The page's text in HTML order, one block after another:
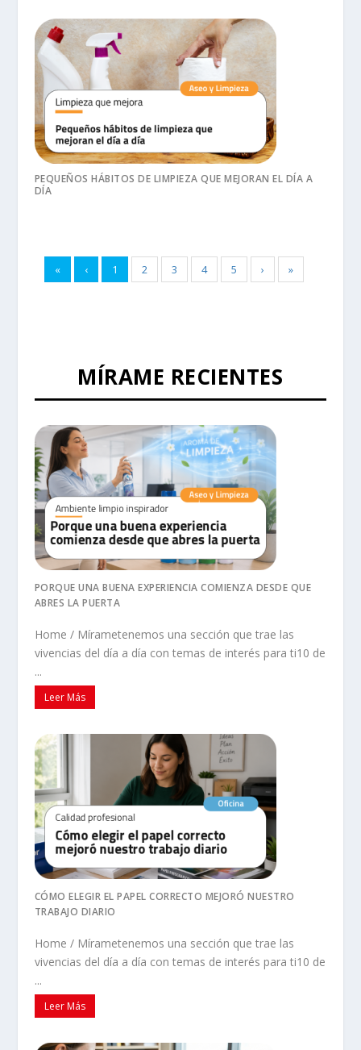
PEQUEÑOS HÁBITOS DE LIMPIEZA QUE MEJORAN EL DÍA A
DÍA
« ‹ 1 2 3 4 5 › »
MÍRAME RECIENTES
PORQUE UNA BUENA EXPERIENCIA COMIENZA DESDE QUE
ABRES LA PUERTA
Home / Mírametenemos una sección que trae las
vivencias del día a día con temas de interés para ti10 de
...
Leer Más
CÓMO ELEGIR EL PAPEL CORRECTO MEJORÓ NUESTRO
TRABAJO DIARIO
Home / Mírametenemos una sección que trae las
vivencias del día a día con temas de interés para ti10 de
...
Leer Más